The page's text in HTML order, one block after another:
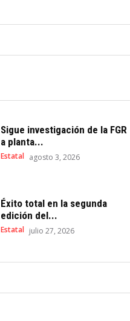
Sigue investigación de la FGR
a planta...
Estatal agosto 3, 2026
Éxito total en la segunda
edición del...
Estatal julio 27, 2026